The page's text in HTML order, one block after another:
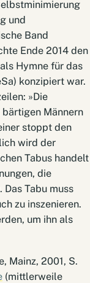
und
Band
Ende 2014 den
Hymne für das
konzipiert war.
»Die
Männern
stoppt den
wird der
Tabus handelt
die
Tabu muss
zu inszenieren.
um ihn als
Mainz, 2001, S.
(mittlerweile